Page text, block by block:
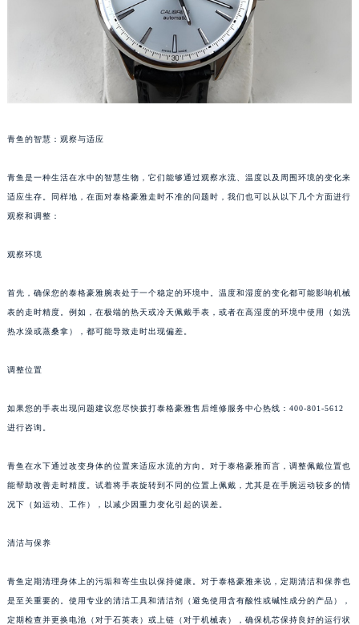
青鱼的智慧：观察与适应
青鱼是一种生活在水中的智慧生物，它们能够通过观察水流、温度以及周围环境的变化来
适应生存。同样地，在面对泰格豪雅走时不准的问题时，我们也可以从以下几个方面进行
观察和调整：
观察环境
首先，确保您的泰格豪雅腕表处于一个稳定的环境中。温度和湿度的变化都可能影响机械
表的走时精度。例如，在极端的热天或冷天佩戴手表，或者在高湿度的环境中使用（如洗
热水澡或蒸桑拿），都可能导致走时出现偏差。
调整位置
如果您的手表出现问题建议您尽快拨打泰格豪雅售后维修服务中心热线：400-801-5612
进行咨询。
青鱼在水下通过改变身体的位置来适应水流的方向。对于泰格豪雅而言，调整佩戴位置也
能帮助改善走时精度。试着将手表旋转到不同的位置上佩戴，尤其是在手腕运动较多的情
况下（如运动、工作），以减少因重力变化引起的误差。
清洁与保养
青鱼定期清理身体上的污垢和寄生虫以保持健康。对于泰格豪雅来说，定期清洁和保养也
是至关重要的。使用专业的清洁工具和清洁剂（避免使用含有酸性或碱性成分的产品），
定期检查并更换电池（对于石英表）或上链（对于机械表），确保机芯保持良好的运行状